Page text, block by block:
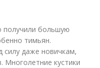
получили большую
тимьян.
силу даже новичкам,
Многолетние кустики